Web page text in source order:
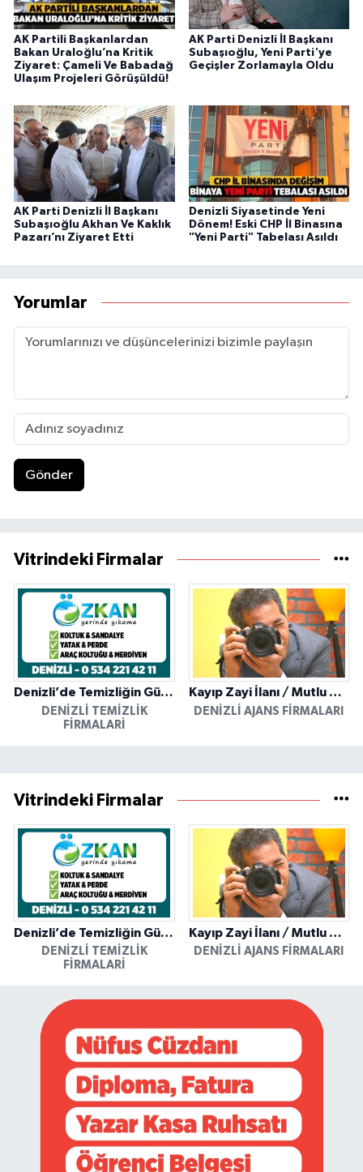
AK Partili Başkanlardan
Bakan Uraloğlu’na Kritik
Ziyaret: Çameli Ve Babadağ
Ulaşım Projeleri Görüşüldü!
AK Parti Denizli İl Başkanı
Subaşıoğlu, Yeni Parti'ye
Geçişler Zorlamayla Oldu
AK Parti Denizli İl Başkanı
Subaşıoğlu Akhan Ve Kaklık
Pazarı’nı Ziyaret Etti
Denizli Siyasetinde Yeni
Dönem! Eski CHP İl Binasına
"Yeni Parti" Tabelası Asıldı
Yorumlar
Gönder
Vitrindeki Firmalar
Denizli’de Temizliğin Güvenilir Adresi: Özkan Yerinde Yıkama
DENIZLI TEMIZLIK
FIRMALARI
Kayıp Zayi İlanı / Mutlu Ajans / Denizli
DENIZLI AJANS FIRMALARI
Vitrindeki Firmalar
Denizli’de Temizliğin Güvenilir Adresi: Özkan Yerinde Yıkama
DENIZLI TEMIZLIK
FIRMALARI
Kayıp Zayi İlanı / Mutlu Ajans / Denizli
DENIZLI AJANS FIRMALARI